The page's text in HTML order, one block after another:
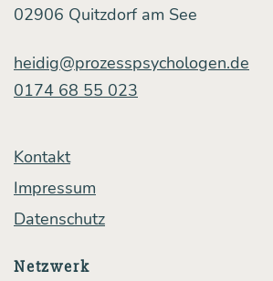
säch­
chen
gen
schlie­
ßen
kann
02906 Quitzdorf am See
heidig@prozesspsychologen.de
0174 68 55 023
Kontakt
Impressum
Datenschutz
Netzwerk